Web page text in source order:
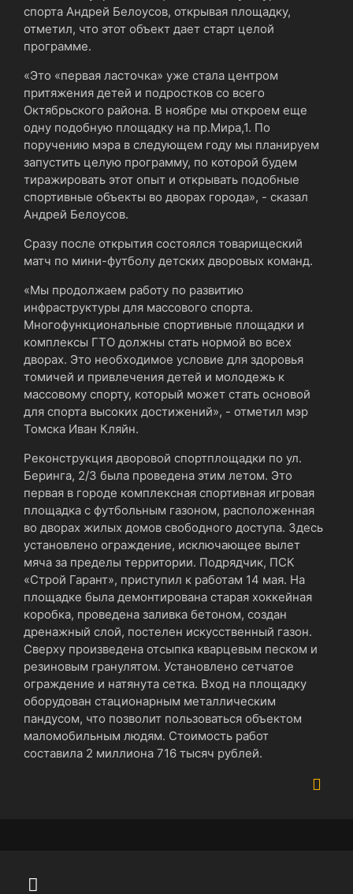
спорта Андрей Белоусов, открывая площадку,
отметил, что этот объект дает старт целой
программе.
«Это «первая ласточка» уже стала центром
притяжения детей и подростков со всего
Октябрьского района. В ноябре мы откроем еще
одну подобную площадку на пр.Мира,1. По
поручению мэра в следующем году мы планируем
запустить целую программу, по которой будем
тиражировать этот опыт и открывать подобные
спортивные объекты во дворах города», - сказал
Андрей Белоусов.
Сразу после открытия состоялся товарищеский
матч по мини-футболу детских дворовых команд.
«Мы продолжаем работу по развитию
инфраструктуры для массового спорта.
Многофункциональные спортивные площадки и
комплексы ГТО должны стать нормой во всех
дворах. Это необходимое условие для здоровья
томичей и привлечения детей и молодежь к
массовому спорту, который может стать основой
для спорта высоких достижений», - отметил мэр
Томска Иван Кляйн.
Реконструкция дворовой спортплощадки по ул.
Беринга, 2/3 была проведена этим летом. Это
первая в городе комплексная спортивная игровая
площадка с футбольным газоном, расположенная
во дворах жилых домов свободного доступа. Здесь
установлено ограждение, исключающее вылет
мяча за пределы территории. Подрядчик, ПСК
«Строй Гарант», приступил к работам 14 мая. На
площадке была демонтирована старая хоккейная
коробка, проведена заливка бетоном, создан
дренажный слой, постелен искусственный газон.
Сверху произведена отсыпка кварцевым песком и
резиновым гранулятом. Установлено сетчатое
ограждение и натянута сетка. Вход на площадку
оборудован стационарным металлическим
пандусом, что позволит пользоваться объектом
маломобильным людям. Стоимость работ
составила 2 миллиона 716 тысяч рублей.